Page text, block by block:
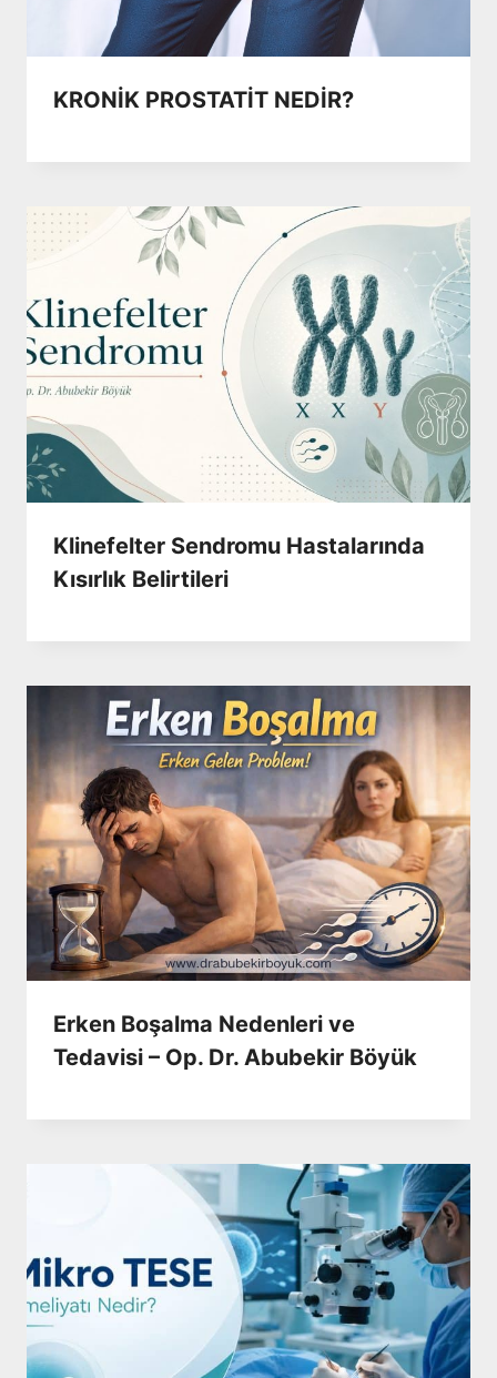
KRONİK PROSTATİT NEDİR?
Klinefelter Sendromu Hastalarında
Kısırlık Belirtileri
Erken Boşalma Nedenleri ve
Tedavisi – Op. Dr. Abubekir Böyük